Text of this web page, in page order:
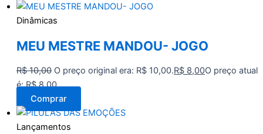
Dinâmicas
MEU MESTRE MANDOU- JOGO
R$10,00 O preço original era: R$ 10,00.R$ 8,00O preço atual
é: R$ 8,00.
Comprar
Lançamentos